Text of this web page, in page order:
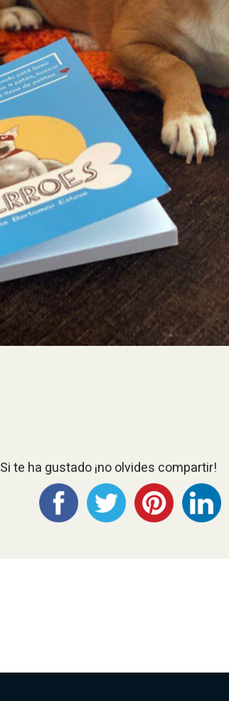
Si te ha gustado ¡no olvides compartir!